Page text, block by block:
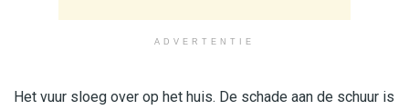
ADVERTENTIE
Het vuur sloeg over op het huis. De schade aan de schuur is